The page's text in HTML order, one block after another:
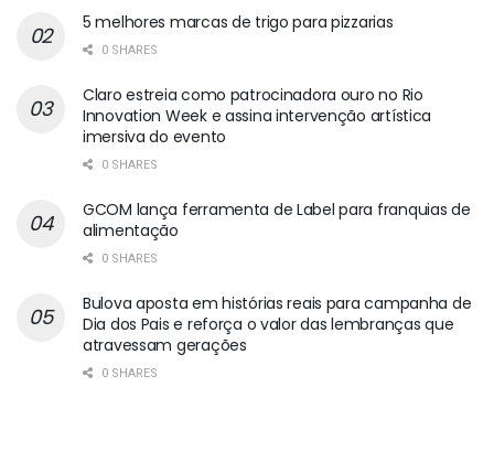
5 melhores marcas de trigo para pizzarias
0 SHARES
Claro estreia como patrocinadora ouro no Rio
Innovation Week e assina intervenção artística
imersiva do evento
0 SHARES
GCOM lança ferramenta de Label para franquias de
alimentação
0 SHARES
Bulova aposta em histórias reais para campanha de
Dia dos Pais e reforça o valor das lembranças que
atravessam gerações
0 SHARES